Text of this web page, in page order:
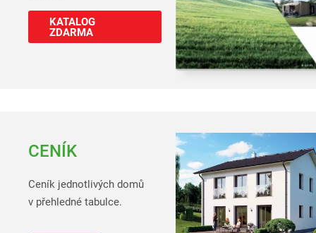
KATALOG
ZDARMA
CENÍK
Ceník jednotlivých domů
v přehledné tabulce.